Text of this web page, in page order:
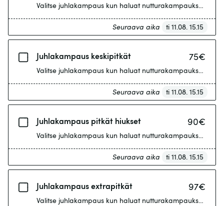
Valitse juhlakampaus kun haluat nutturakampauksen,
Seuraava aika ti 11.08. 15.15
Juhlakampaus keskipitkät 75€
Valitse juhlakampaus kun haluat nutturakampauksen,
Seuraava aika ti 11.08. 15.15
Juhlakampaus pitkät hiukset 90€
Valitse juhlakampaus kun haluat nutturakampauksen,
Seuraava aika ti 11.08. 15.15
Juhlakampaus extrapitkät 97€
Valitse juhlakampaus kun haluat nutturakampauksen,